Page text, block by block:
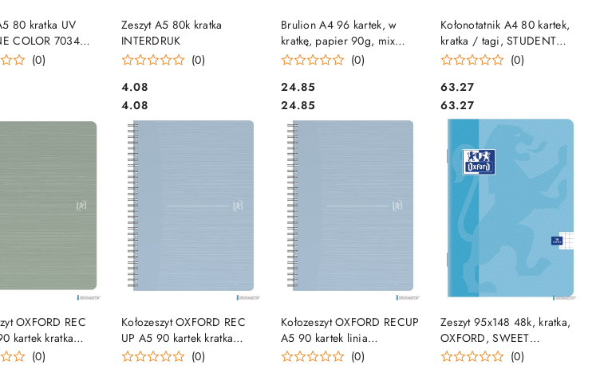
80 kratka UV
COLOR 7034
(0)
DO KOSZYKA
Zeszyt A5 80k kratka
INTERDRUK
(0)
Cena:
4.08
Cena:
4.08
DO KOSZYKA
Brulion A4 96 kartek, w
kratkę, papier 90g, mix
kolorów, miękka oprawa
69152AMXC
(0)
Cena:
24.85
Cena:
24.85
DO KOSZYKA
Kołonotatnik A4 80 kartek,
kratka / tagi, STUDENT
ORGANISERBOOK,
(0)
Cena:
63.27
Cena:
63.27
DO KOSZYKA
OXFORD REC
kartek kratka
(0)
DO KOSZYKA
Kołozeszyt OXFORD REC
UP A5 90 kartek kratka
400154141
(0)
DO KOSZYKA
Kołozeszyt OXFORD RECUP
A5 90 kartek linia
400154142
(0)
DO KOSZYKA
Zeszyt 95x148 48k, kratka,
OXFORD, SWEET
100302271 SALE
(0)
DO KOSZYKA